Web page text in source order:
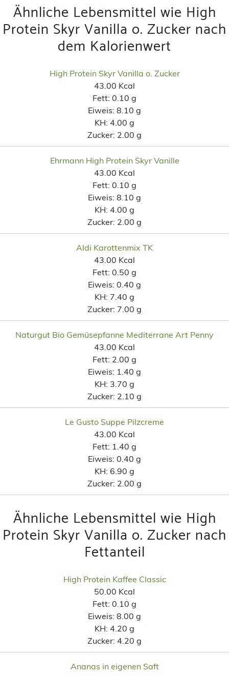
Ähnliche Lebensmittel wie High
Protein Skyr Vanilla o. Zucker nach
dem Kalorienwert
High Protein Skyr Vanilla o. Zucker
43.00 Kcal
Fett: 0.10 g
Eiweis: 8.10 g
KH: 4.00 g
Zucker: 2.00 g
Ehrmann High Protein Skyr Vanille
43.00 Kcal
Fett: 0.10 g
Eiweis: 8.10 g
KH: 4.00 g
Zucker: 2.00 g
Aldi Karottenmix TK
43.00 Kcal
Fett: 0.50 g
Eiweis: 0.40 g
KH: 7.40 g
Zucker: 7.00 g
Naturgut Bio Gemüsepfanne Mediterrane Art Penny
43.00 Kcal
Fett: 2.00 g
Eiweis: 1.40 g
KH: 3.70 g
Zucker: 2.10 g
Le Gusto Suppe Pilzcreme
43.00 Kcal
Fett: 1.40 g
Eiweis: 0.40 g
KH: 6.90 g
Zucker: 2.00 g
Ähnliche Lebensmittel wie High
Protein Skyr Vanilla o. Zucker nach
Fettanteil
High Protein Kaffee Classic
50.00 Kcal
Fett: 0.10 g
Eiweis: 8.00 g
KH: 4.20 g
Zucker: 4.20 g
Ananas in eigenen Saft